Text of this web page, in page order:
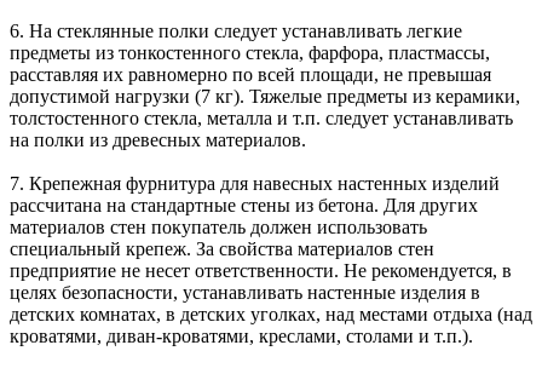
6. На стеклянные полки следует устанавливать легкие
предметы из тонкостенного стекла, фарфора, пластмассы,
расставляя их равномерно по всей площади, не превышая
допустимой нагрузки (7 кг). Тяжелые предметы из керамики,
толстостенного стекла, металла и т.п. следует устанавливать
на полки из древесных материалов.
7. Крепежная фурнитура для навесных настенных изделий
рассчитана на стандартные стены из бетона. Для других
материалов стен покупатель должен использовать
специальный крепеж. За свойства материалов стен
предприятие не несет ответственности. Не рекомендуется, в
целях безопасности, устанавливать настенные изделия в
детских комнатах, в детских уголках, над местами отдыха (над
кроватями, диван-кроватями, креслами, столами и т.п.).